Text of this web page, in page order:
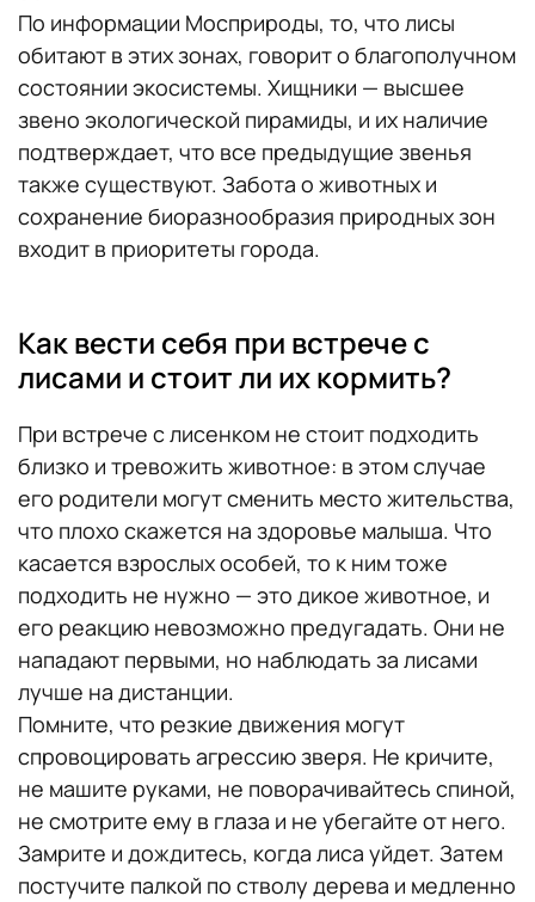
По информации Мосприроды, то, что лисы
обитают в этих зонах, говорит о благополучном
состоянии экосистемы. Хищники — высшее
звено экологической пирамиды, и их наличие
подтверждает, что все предыдущие звенья
также существуют. Забота о животных и
сохранение биоразнообразия природных зон
входит в приоритеты города.
Как вести себя при встрече с
лисами и стоит ли их кормить?
При встрече с лисенком не стоит подходить
близко и тревожить животное: в этом случае
его родители могут сменить место жительства,
что плохо скажется на здоровье малыша. Что
касается взрослых особей, то к ним тоже
подходить не нужно — это дикое животное, и
его реакцию невозможно предугадать. Они не
нападают первыми, но наблюдать за лисами
лучше на дистанции.
Помните, что резкие движения могут
спровоцировать агрессию зверя. Не кричите,
не машите руками, не поворачивайтесь спиной,
не смотрите ему в глаза и не убегайте от него.
Замрите и дождитесь, когда лиса уйдет. Затем
постучите палкой по стволу дерева и медленно